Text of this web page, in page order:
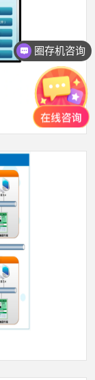
圈存机咨询